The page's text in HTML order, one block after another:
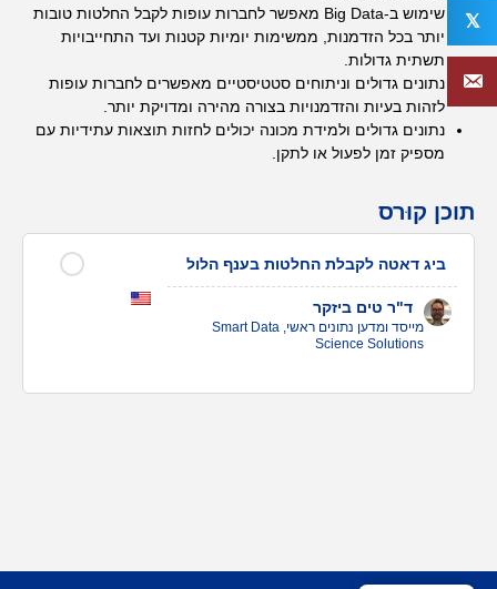
שימוש ב-Big Data מאפשר לחברות עופות לקבל החלטות טובות
יותר בכל הזדמנות, ממשימות יומיות קטנות ועד התחייבויות
תשתית גדולות.
נתונים גדולים וניתוחים סטטיסטיים מאפשרים לחברות עופות
לזהות בעיות והזדמנויות בצורה מהירה ומדויקת יותר.
נתונים גדולים ולמידת מכונה יכולים לחזות תוצאות עתידיות עם
מספיק זמן לפעול או לתקן.
תוכן קוּרס
ביג דאטה לקבלת החלטות בענף הלול
ד"ר טים ביזקר
מייסד ומדען נתונים ראשי, Smart Data
Science Solutions
𝕏